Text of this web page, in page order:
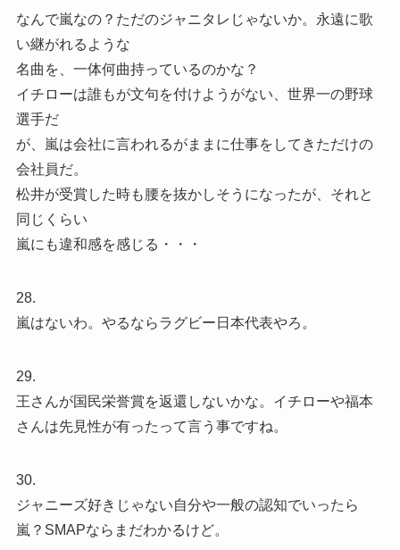
なんで嵐なの？ただのジャニタレじゃないか。永遠に歌
い継がれるような
名曲を、一体何曲持っているのかな？
イチローは誰もが文句を付けようがない、世界一の野球
選手だ
が、嵐は会社に言われるがままに仕事をしてきただけの
会社員だ。
松井が受賞した時も腰を抜かしそうになったが、それと
同じくらい
嵐にも違和感を感じる・・・
28.
嵐はないわ。やるならラグビー日本代表やろ。
29.
王さんが国民栄誉賞を返還しないかな。イチローや福本
さんは先見性が有ったって言う事ですね。
30.
ジャニーズ好きじゃない自分や一般の認知でいったら
嵐？SMAPならまだわかるけど。